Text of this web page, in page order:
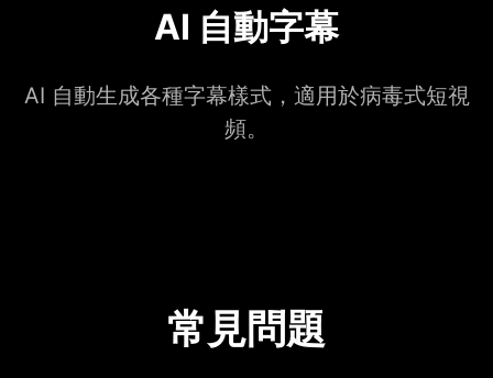
AI 自動字幕
AI 自動生成各種字幕樣式，適用於病毒式短視
頻。
常見問題